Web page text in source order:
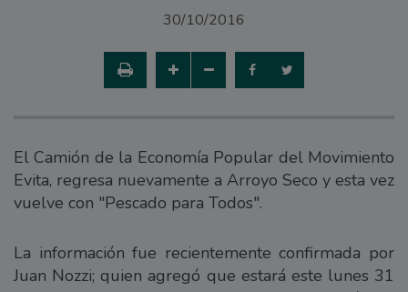
30/10/2016
El Camión de la Economía Popular del Movimiento
Evita, regresa nuevamente a Arroyo Seco y esta vez
vuelve con "Pescado para Todos".
La información fue recientemente confirmada por
Juan Nozzi; quien agregó que estará este lunes 31